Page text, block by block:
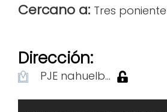
Cercano a: Tres poniente
Dirección:
PJE nahuelb...